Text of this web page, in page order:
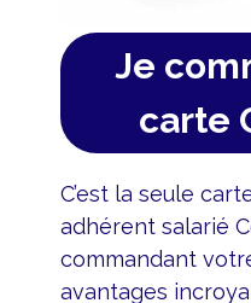
Je
carte
C’est la seule
adhérent salarié
commandant
avantages